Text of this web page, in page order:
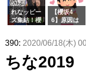
でいた理由
e or Brea
k』オフィ
シャルグッ
ズ絶賛販売
れなッピー
ズ集結！櫻
理子、8/6
ト！」水曜
スタジオ出
【櫻坂4
6】原因は
uddiesを
る...
390: 2020/06/18(木)
ちな2019